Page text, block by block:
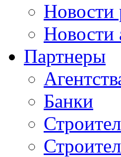
Новости
Новости
Партнеры
Банки